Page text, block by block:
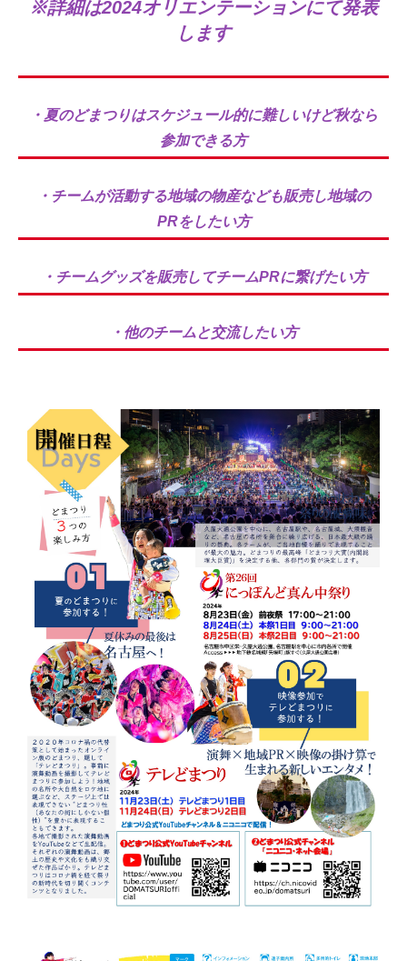
※詳細は2024オリエンテーションにて発表
します
・夏のどまつりはスケジュール的に難しいけど秋なら
参加できる方
・チームが活動する地域の物産なども販売し地域の
PRをしたい方
・チームグッズを販売してチームPRに繋げたい方
・他のチームと交流したい方